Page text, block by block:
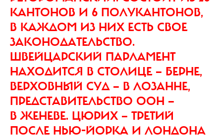
КАНТОНОВ И 6 ПОЛУКАНТОНОВ,
В КАЖДОМ ИЗ НИХ ЕСТЬ СВОЕ
ЗАКОНОДАТЕЛЬСТВО.
ШВЕЙЦАРСКИЙ ПАРЛАМЕНТ
НАХОДИТСЯ В СТОЛИЦЕ — БЕРНЕ,
ВЕРХОВНЫЙ СУД — В ЛОЗАННЕ,
ПРЕДСТАВИТЕЛЬСТВО ООН —
В ЖЕНЕВЕ. ЦЮРИХ — ТРЕТИЙ
ПОСЛЕ НЬЮ-ЙОРКА И ЛОНДОНА